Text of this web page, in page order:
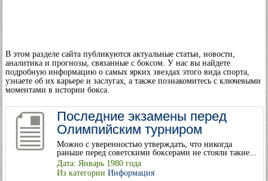
В этом разделе сайта публикуются актуальные статьи, новости,
аналитика и прогнозы, связанные с боксом. У нас вы найдете
подробную информацию о самых ярких звездах этого вида спорта,
узнаете об их карьере и заслугах, а также познакомитесь с ключевыми
моментами в истории бокса.
Последние экзамены перед
Олимпийским турниром
Можно с уверенностью утверждать, что никогда
раньше перед советскими боксерами не стояли такие...
Дата: Январь 1980 года
Из категории Информация